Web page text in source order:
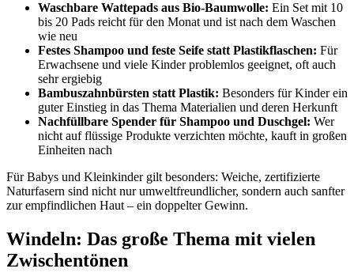
Waschbare Wattepads aus Bio-Baumwolle: Ein Set mit 10
bis 20 Pads reicht für den Monat und ist nach dem Waschen
wie neu
Festes Shampoo und feste Seife statt Plastikflaschen: Für
Erwachsene und viele Kinder problemlos geeignet, oft auch
sehr ergiebig
Bambuszahnbürsten statt Plastik: Besonders für Kinder ein
guter Einstieg in das Thema Materialien und deren Herkunft
Nachfüllbare Spender für Shampoo und Duschgel: Wer
nicht auf flüssige Produkte verzichten möchte, kauft in großen
Einheiten nach
Für Babys und Kleinkinder gilt besonders: Weiche, zertifizierte
Naturfasern sind nicht nur umweltfreundlicher, sondern auch sanfter
zur empfindlichen Haut – ein doppelter Gewinn.
Windeln: Das große Thema mit vielen
Zwischentönen